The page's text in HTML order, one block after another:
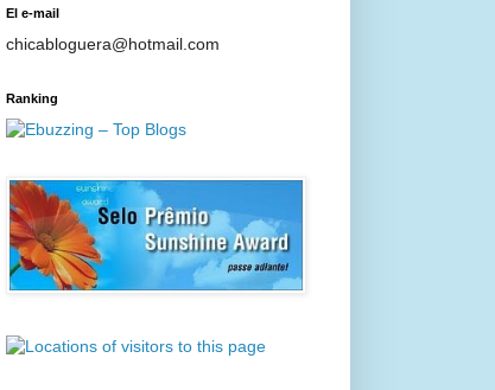
El e-mail
chicabloguera@hotmail.com
Ranking